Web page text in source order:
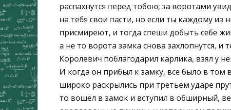
распахнутся перед тобою; за воротами
на тебя свои пасти, но если ты каждому из
присмиреют, и тогда спеши добыть себе
а не то ворота замка снова захлопнутся, и
Королевич поблагодарил карлика, взял у
И когда он прибыл к замку, все было в том
широко раскрылись при третьем ударе
то вошел в замок и вступил в обширный,